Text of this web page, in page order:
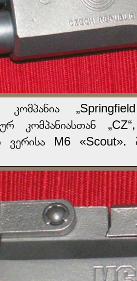
კომპანიასთან
ვერისა М6